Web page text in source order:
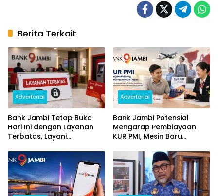
Berita Terkait
Advertorial
Bank Jambi Tetap Buka
Hari Ini dengan Layanan
Terbatas, Layani
dan Perubahan PIN
Advertorial
Bank Jambi Potensial
Mengarap Pembiayaan
KUR PMI, Mesin Baru
Daerah